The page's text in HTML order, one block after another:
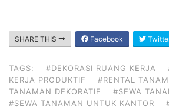
SHARE THIS Facebook
TAGS: #DEKORASI RUANG KERJA
KERJA PRODUKTIF
#RENTAL
TANAMAN DEKORATIF
#SEWA
#SEWA TANAMAN UNTUK KANTOR